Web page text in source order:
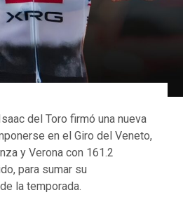
del Toro firmó una nueva
en el Giro del Veneto,
y Verona con 161.2
para sumar su
la temporada.